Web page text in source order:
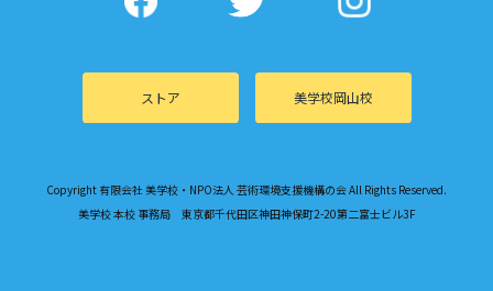
ストア 美学校岡山校
Copyright 有限会社 美学校・NPO法人 芸術環境支援機構の会 All Rights Reserved.
美学校 本校 事務局 東京都千代田区神田神保町2-20第二富士ビル3F